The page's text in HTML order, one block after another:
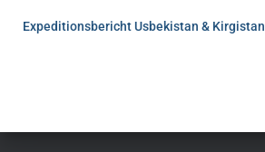
Expeditionsbericht Usbekistan & Kirgistan